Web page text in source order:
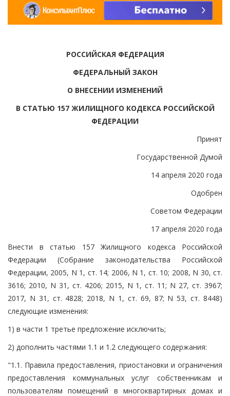
РОССИЙСКАЯ ФЕДЕРАЦИЯ
ФЕДЕРАЛЬНЫЙ ЗАКОН
О ВНЕСЕНИИ ИЗМЕНЕНИЙ
В СТАТЬЮ 157 ЖИЛИЩНОГО КОДЕКСА РОССИЙСКОЙ
ФЕДЕРАЦИИ
Принят
Государственной Думой
14 апреля 2020 года
Одобрен
Советом Федерации
17 апреля 2020 года
Внести в статью 157 Жилищного кодекса Российской
Федерации (Собрание законодательства Российской
Федерации, 2005, N 1, ст. 14; 2006, N 1, ст. 10; 2008, N 30, ст.
3616; 2010, N 31, ст. 4206; 2015, N 1, ст. 11; N 27, ст. 3967;
2017, N 31, ст. 4828; 2018, N 1, ст. 69, 87; N 53, ст. 8448)
следующие изменения:
1) в части 1 третье предложение исключить;
2) дополнить частями 1.1 и 1.2 следующего содержания:
"1.1. Правила предоставления, приостановки и ограничения
предоставления коммунальных услуг собственникам и
пользователям помещений в многоквартирных домах и